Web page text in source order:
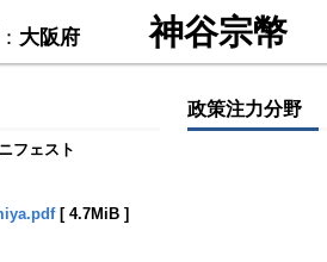
： 大阪府 神谷宗幣
フェスト
[ 4.7MiB ]
政策注力分野